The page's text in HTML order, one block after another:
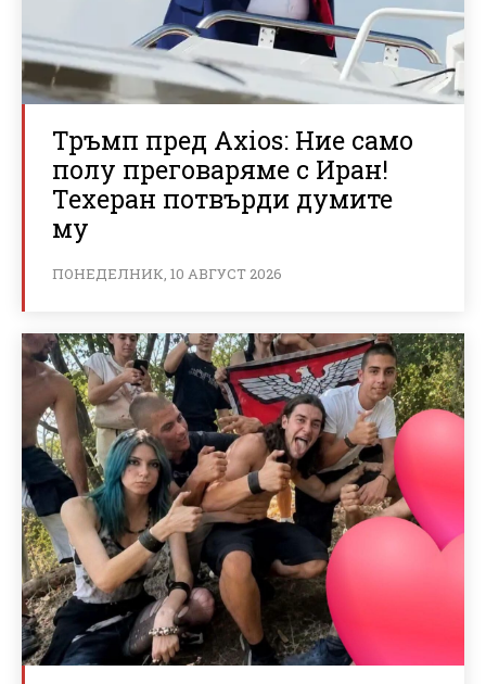
Тръмп пред Axios: Ние само
полу преговаряме с Иран!
Техеран потвърди думите
му
ПОНЕДЕЛНИК, 10 АВГУСТ 2026